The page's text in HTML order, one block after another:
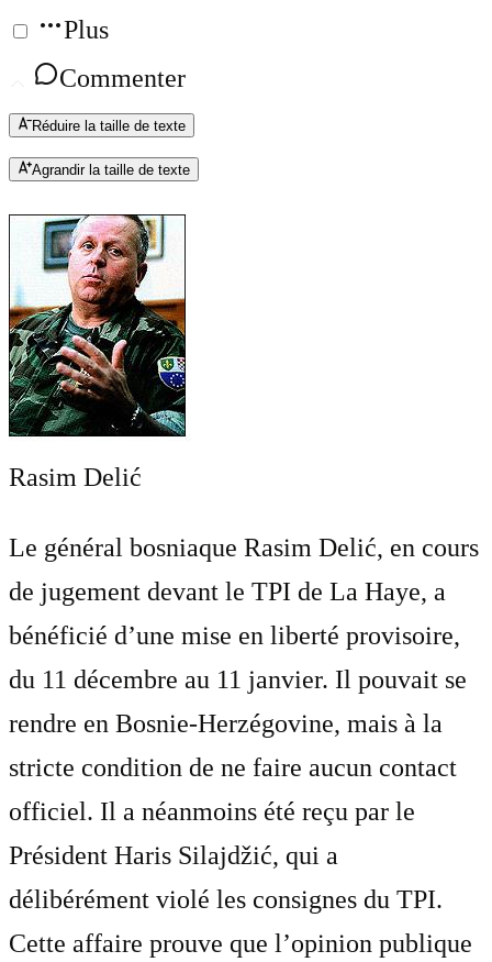
Plus
Commenter
Réduire la taille de texte
Agrandir la taille de texte
Rasim Delić
Le général bosniaque Rasim Delić, en cours
de jugement devant le TPI de La Haye, a
bénéficié d’une mise en liberté provisoire,
du 11 décembre au 11 janvier. Il pouvait se
rendre en Bosnie-Herzégovine, mais à la
stricte condition de ne faire aucun contact
officiel. Il a néanmoins été reçu par le
Président Haris Silajdžić, qui a
délibérément violé les consignes du TPI.
Cette affaire prouve que l’opinion publique